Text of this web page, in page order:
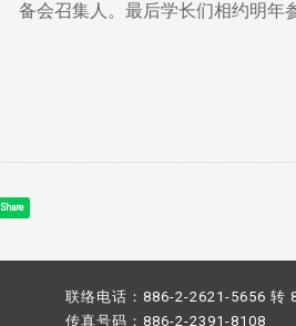
备会召集人。最后学长们相约明年
Share
联络电话：886-2-2621-5656 转
传真号码：886-2-2391-8108